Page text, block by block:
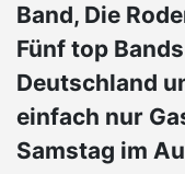
Band, Die
Fünf top
Deutschland
einfach nur
Samstag im